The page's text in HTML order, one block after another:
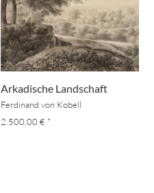
Arkadische Landschaft
Ferdinand von Kobell
2.500,00 € *